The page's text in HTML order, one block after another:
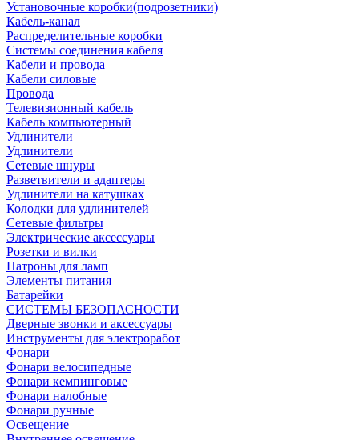
Установочные коробки(подрозетники)
Кабель-канал
Распределительные коробки
Системы соединения кабеля
Кабели и провода
Кабели силовые
Провода
Телевизионный кабель
Кабель компьютерный
Удлинители
Удлинители
Сетевые шнуры
Разветвители и адаптеры
Удлинители на катушках
Колодки для удлинителей
Сетевые фильтры
Электрические аксессуары
Розетки и вилки
Патроны для ламп
Элементы питания
Батарейки
СИСТЕМЫ БЕЗОПАСНОСТИ
Дверные звонки и аксессуары
Инструменты для электроработ
Фонари
Фонари велосипедные
Фонари кемпинговые
Фонари налобные
Фонари ручные
Освещение